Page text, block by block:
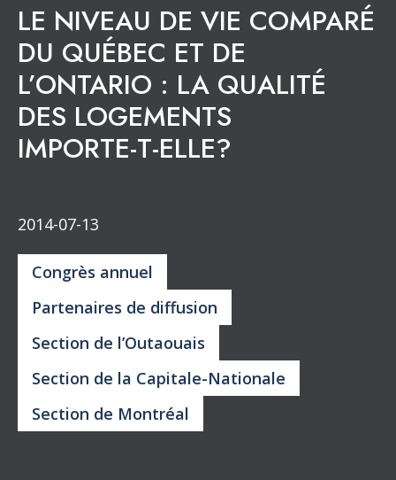
LE NIVEAU DE VIE COMPARÉ
DU QUÉBEC ET DE
L’ONTARIO : LA QUALITÉ
DES LOGEMENTS
IMPORTE-T-ELLE?
2014-07-13
Congrès annuel
Partenaires de diffusion
Section de l’Outaouais
Section de la Capitale-Nationale
Section de Montréal